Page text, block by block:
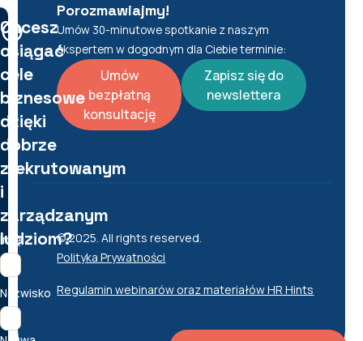
Porozmawiajmy!
Umów 30-minutowe spotkanie z naszym
ekspertem w dogodnym dla Ciebie terminie:
Umów
bezpłatną
konsultację
Zapisz się do
newslettera
© 2025. All rights reserved.
Polityka Prywatności
Regulamin webinarów oraz materiałów HR Hints
Chcesz
osiągać
cele
biznesowe
dzięki
dobrze
zrekrutowanym
i
zarządzanym
ludziom?
Imię
Nazwisko